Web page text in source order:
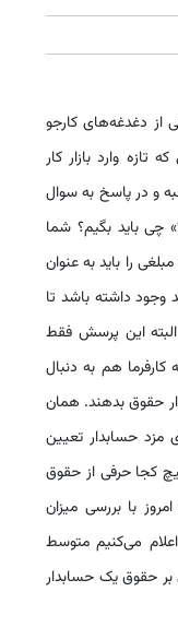
از دغدغه‌های کارجو
وارد بازار کار
و در پاسخ به سوال
باید بگیم؟ شما
را باید به عنوان
وجود داشته باشد تا
این پرسش فقط
هم به دنبال
حقوق بدهند. همان
مزد حسابدار تعیین
کجا حرفی از حقوق
با بررسی میزان
می‌کنیم متوسط
بر حقوق یک حسابدار